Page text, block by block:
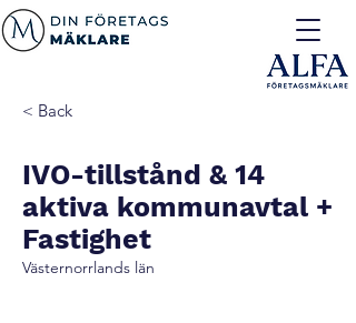
< Back
IVO-tillstånd & 14
aktiva kommunavtal +
Fastighet
Västernorrlands län